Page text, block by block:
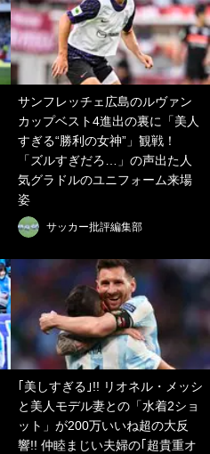
サンフレッチェ広島のルヴァン
カップベスト4進出の裏に「美人
すぎる“勝利の女神”」観戦！
「ズルすぎだろ…」の声出た人
気グラドルのユニフォーム来場
姿
サッカー批評編集部
｢美しすぎる｣!! リオネル・メッシ
と美人モデル妻との「水着2ショ
ット」が200万いいね超の大反
響!! 仲睦まじい夫婦の｢超貴重オ